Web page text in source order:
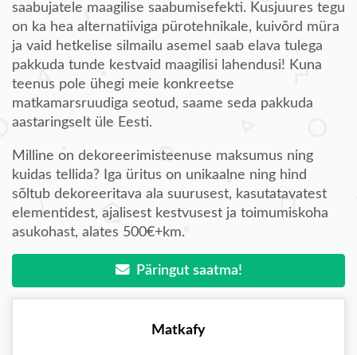
saabujatele maagilise saabumisefekti. Kusjuures tegu
on ka hea alternatiiviga pürotehnikale, kuivõrd müra
ja vaid hetkelise silmailu asemel saab elava tulega
pakkuda tunde kestvaid maagilisi lahendusi! Kuna
teenus pole ühegi meie konkreetse
matkamarsruudiga seotud, saame seda pakkuda
aastaringselt üle Eesti.
Milline on dekoreerimisteenuse maksumus ning
kuidas tellida? Iga üritus on unikaalne ning hind
sõltub dekoreeritava ala suurusest, kasutatavatest
elementidest, ajalisest kestvusest ja toimumiskoha
asukohast, alates 500€+km.
Päringut saatma!
Matkafy